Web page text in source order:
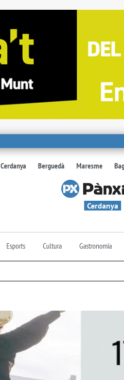
Cerdanya Berguedà Maresme
Cerdanya
Esports Cultura Gastronomia